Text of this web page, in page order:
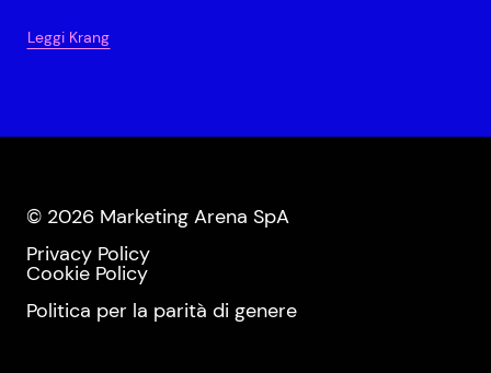
Leggi Krang
© 2026 Marketing Arena SpA
Privacy Policy
Cookie Policy
Politica per la parità di genere